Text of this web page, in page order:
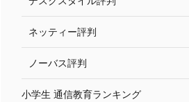
ネッティー評判
ノーバス評判
小学生 通信教育ランキング